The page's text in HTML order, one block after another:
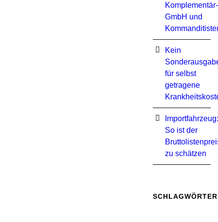
Komplementär-
GmbH und
Kein
für selbst
getragene
Importfahrzeug:
So ist der
zu schätzen
SCHLAGWÖRTER